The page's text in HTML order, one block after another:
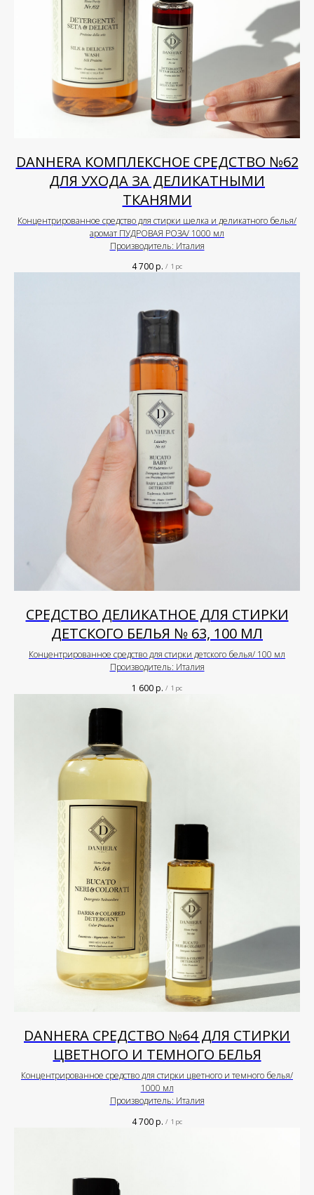
DANHERA КОМПЛЕКСНОЕ СРЕДСТВО №62
ДЛЯ УХОДА ЗА ДЕЛИКАТНЫМИ
ТКАНЯМИ
Концентрированное средство для стирки шелка и деликатного белья/
аромат ПУДРОВАЯ РОЗА/ 1000 мл
Производитель: Италия
4 700р. / 1 pc
СРЕДСТВО ДЕЛИКАТНОЕ ДЛЯ СТИРКИ
ДЕТСКОГО БЕЛЬЯ № 63, 100 МЛ
Концентрированное средство для стирки детского белья/ 100 мл
Производитель: Италия
1 600р. / 1 pc
DANHERA СРЕДСТВО №64 ДЛЯ СТИРКИ
ЦВЕТНОГО И ТЕМНОГО БЕЛЬЯ
Концентрированное средство для стирки цветного и темного белья/
1000 мл
Производитель: Италия
4 700р. / 1 pc